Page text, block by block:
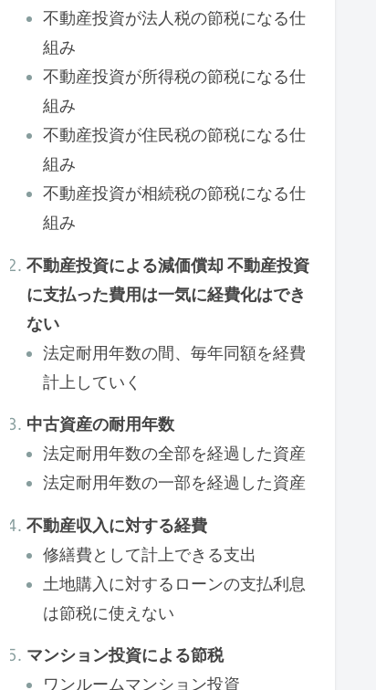
不動産投資が法人税の節税になる仕
組み
不動産投資が所得税の節税になる仕
組み
不動産投資が住民税の節税になる仕
組み
不動産投資が相続税の節税になる仕
組み
不動産投資による減価償却 不動産投資
に支払った費用は一気に経費化はでき
ない
法定耐用年数の間、毎年同額を経費
計上していく
中古資産の耐用年数
法定耐用年数の全部を経過した資産
法定耐用年数の一部を経過した資産
不動産収入に対する経費
修繕費として計上できる支出
土地購入に対するローンの支払利息
は節税に使えない
マンション投資による節税
ワンルームマンション投資